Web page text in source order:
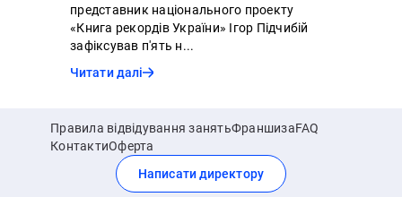
представник національного проекту
«Книга рекордів України» Ігор Підчибій
зафіксував п'ять н...
Читати далі
Правила відвідування занятьФраншизаFAQ
КонтактиОферта
Написати директору